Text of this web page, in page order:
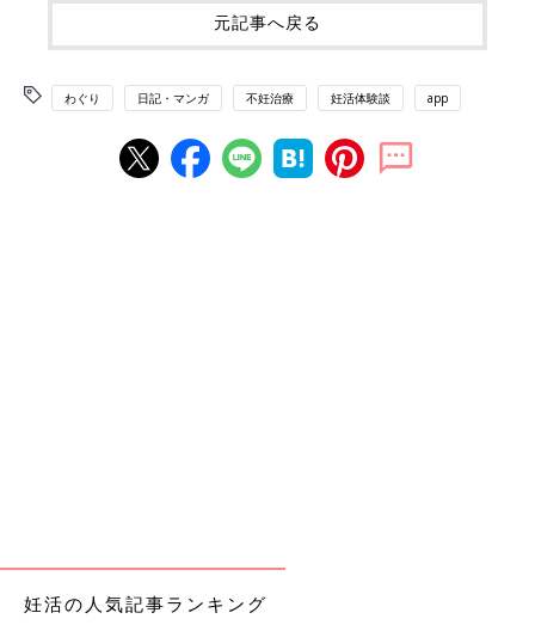
元記事へ戻る
わぐり 日記・マンガ 不妊治療 妊活体験談 app
妊活の人気記事ランキング